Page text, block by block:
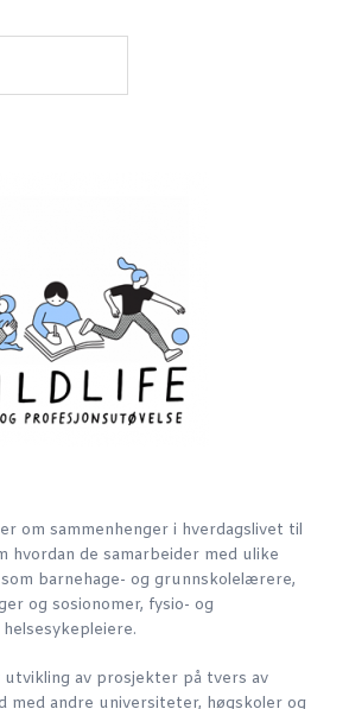
om sammenhenger i hverdagslivet til
hvordan de samarbeider med ulike
barnehage- og grunnskolelærere,
og sosionomer, fysio- og
av prosjekter på tvers av
med andre universiteter, høgskoler og